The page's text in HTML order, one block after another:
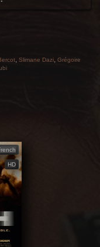
les règles ont
, Slimane Dazi, Grégoire
HD